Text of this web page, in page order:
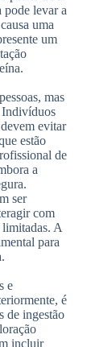
pode levar a
uma
um
mas
Indivíduos
evitar
estão
de
a
ser
com
limitadas. A
para
e
é
de ingestão
incluir